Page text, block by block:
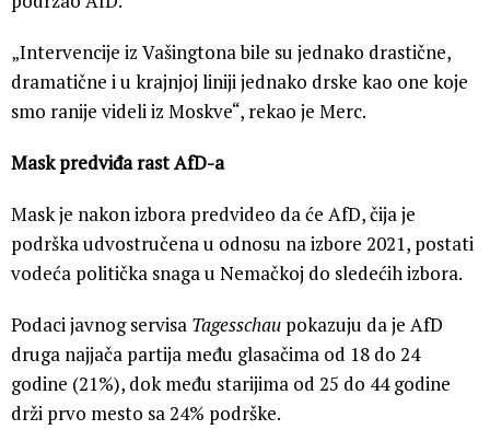
„Intervencije iz Vašingtona bile su jednako drastične,
dramatične i u krajnjoj liniji jednako drske kao one koje
smo ranije videli iz Moskve“, rekao je Merc.
Mask predviđa rast AfD-a
Mask je nakon izbora predvideo da će AfD, čija je
podrška udvostručena u odnosu na izbore 2021, postati
vodeća politička snaga u Nemačkoj do sledećih izbora.
Podaci javnog servisa Tagesschau pokazuju da je AfD
druga najjača partija među glasačima od 18 do 24
godine (21%), dok među starijima od 25 do 44 godine
drži prvo mesto sa 24% podrške.